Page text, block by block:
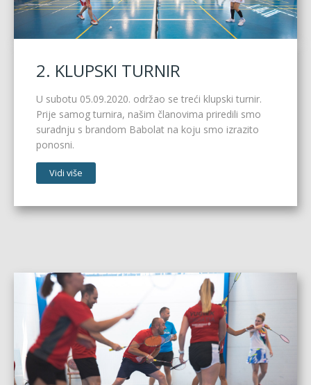
2. KLUPSKI TURNIR
U subotu 05.09.2020. održao se treći klupski turnir.
Prije samog turnira, našim članovima priredili smo
suradnju s brandom Babolat na koju smo izrazito
ponosni.
Vidi više